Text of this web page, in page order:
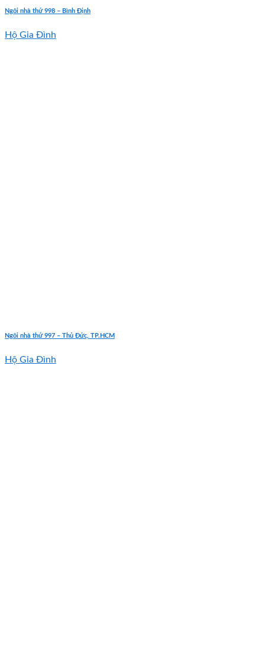
Ngôi nhà thứ 998 – Bình Định
Hộ Gia Đình
Ngôi nhà thứ 997 – Thủ Đức, TP.HCM
Hộ Gia Đình